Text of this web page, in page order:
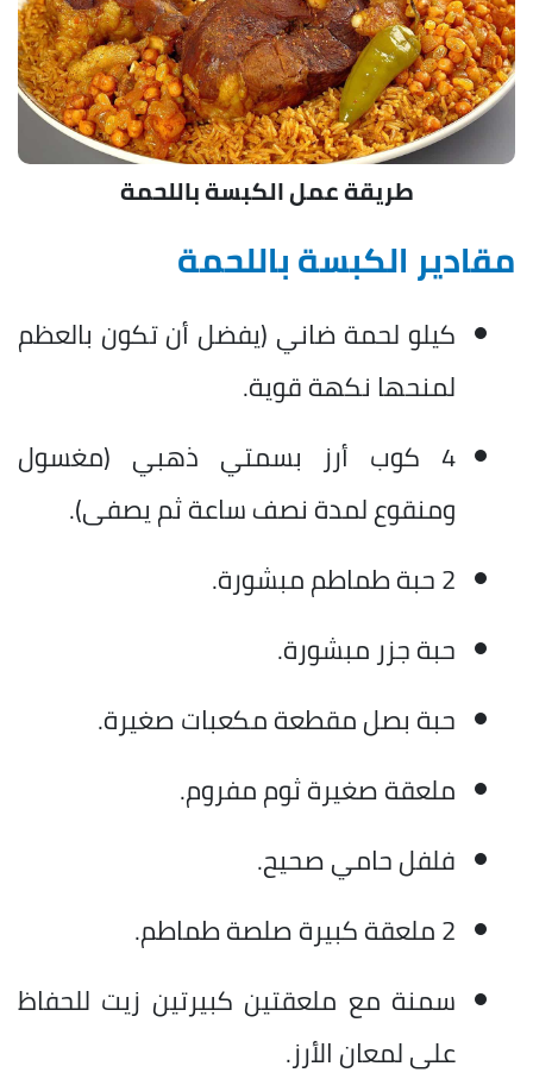
طريقة عمل الكبسة باللحمة
مقادير الكبسة باللحمة
كيلو لحمة ضاني (يفضل أن تكون بالعظم
لمنحها نكهة قوية.
4 كوب أرز بسمتي ذهبي (مغسول
ومنقوع لمدة نصف ساعة ثم يصفى).
2 حبة طماطم مبشورة.
حبة جزر مبشورة.
حبة بصل مقطعة مكعبات صغيرة.
ملعقة صغيرة ثوم مفروم.
فلفل حامي صحيح.
2 ملعقة كبيرة صلصة طماطم.
سمنة مع ملعقتين كبيرتين زيت للحفاظ
على لمعان الأرز.